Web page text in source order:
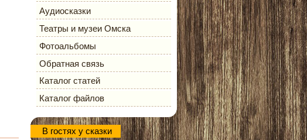
Аудиосказки
Театры и музеи Омска
Фотоальбомы
Обратная связь
Каталог статей
Каталог файлов
В гостях у сказки